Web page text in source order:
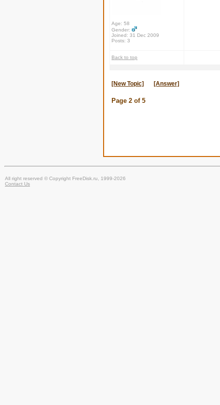
Age: 58
Gender:
Joined: 31 Dec 2009
Posts: 3
Back to top
[New Topic] [Answer]
Page 2 of 5
All right reserved © Copyright FreeDisk.ru, 1999-2026
Contact Us